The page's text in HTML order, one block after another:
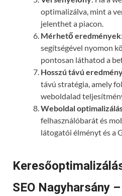
optimalizálva, mint a
jelenthet a piacon.
Mérhető eredmények
segítségével nyomon
pontosan láthatod a
Hosszú távú
távú stratégia, amely
weboldalad
Weboldal
felhasználóbarát és
látogatói élményt és a
SEO Nagyharsány